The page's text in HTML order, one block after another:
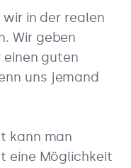
in der realen
Wir geben
einen guten
uns jemand
kann man
eine Möglichkeit